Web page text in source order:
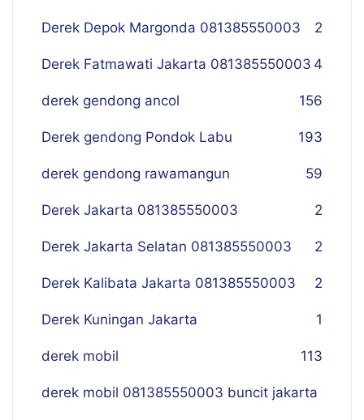
Derek Depok Margonda 081385550003 2
Derek Fatmawati Jakarta 081385550003 4
derek gendong ancol 156
Derek gendong Pondok Labu 193
derek gendong rawamangun 59
Derek Jakarta 081385550003 2
Derek Jakarta Selatan 081385550003 2
Derek Kalibata Jakarta 081385550003 2
Derek Kuningan Jakarta 1
derek mobil 113
derek mobil 081385550003 buncit jakarta